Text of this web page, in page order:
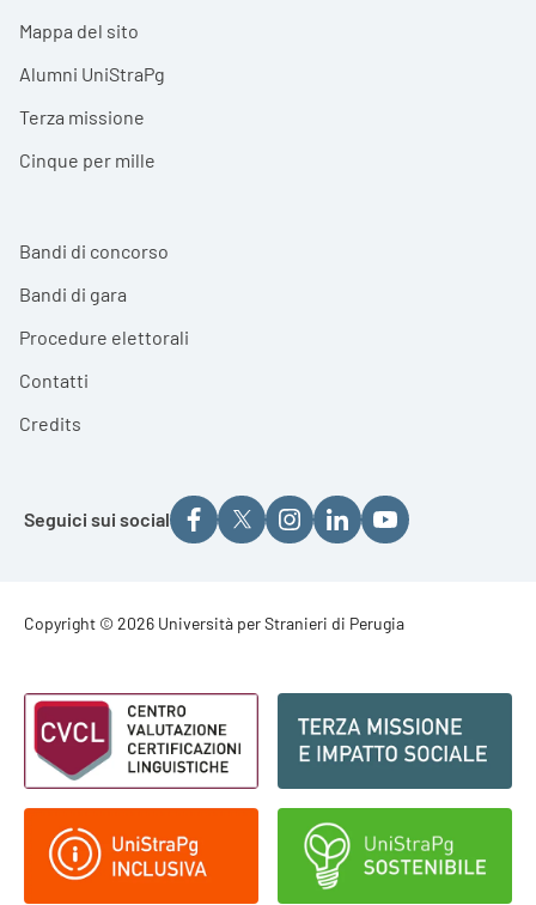
Mappa del sito
Alumni UniStraPg
Terza missione
Cinque per mille
Bandi di concorso
Bandi di gara
Procedure elettorali
Contatti
Credits
Seguici sui social
Footer - Copyright
Copyright © 2026 Università per Stranieri di Perugia
Footer - Loghi